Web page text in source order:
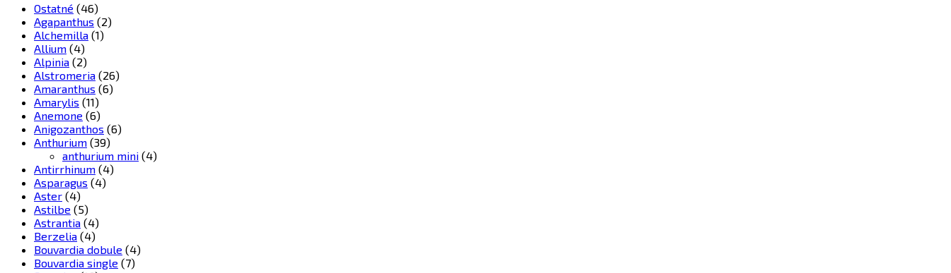
Ostatné (46)
Agapanthus (2)
Alchemilla (1)
Allium (4)
Alpinia (2)
Alstromeria (26)
Amaranthus (6)
Amarylis (11)
Anemone (6)
Anigozanthos (6)
Anthurium (39)
anthurium mini (4)
Antirrhinum (4)
Asparagus (4)
Aster (4)
Astilbe (5)
Astrantia (4)
Berzelia (4)
Bouvardia dobule (4)
Bouvardia single (7)